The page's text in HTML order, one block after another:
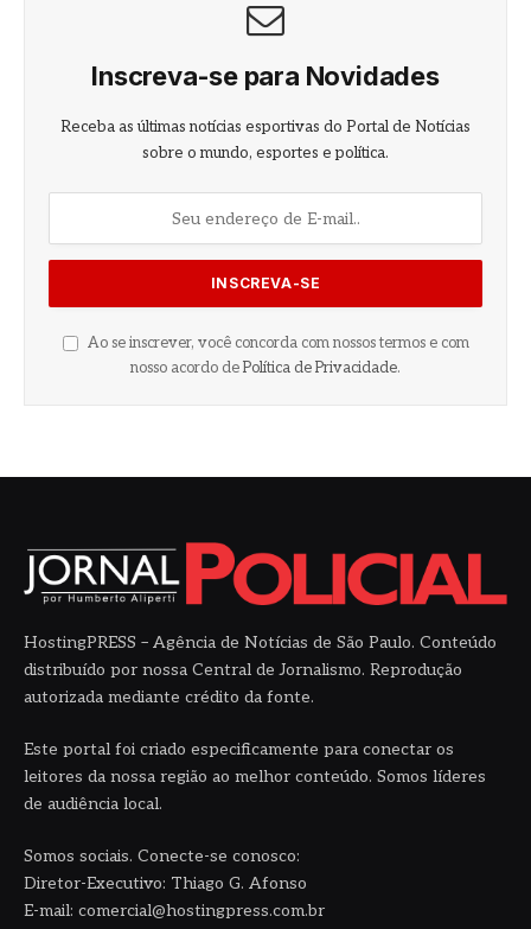
Inscreva-se para Novidades
Receba as últimas notícias esportivas do Portal de Notícias
sobre o mundo, esportes e política.
Ao se inscrever, você concorda com nossos termos e com
nosso acordo de Política de Privacidade.
HostingPRESS – Agência de Notícias de São Paulo. Conteúdo
distribuído por nossa Central de Jornalismo. Reprodução
autorizada mediante crédito da fonte.
Este portal foi criado especificamente para conectar os
leitores da nossa região ao melhor conteúdo. Somos líderes
de audiência local.
Somos sociais. Conecte-se conosco:
Diretor-Executivo: Thiago G. Afonso
E-mail: comercial@hostingpress.com.br